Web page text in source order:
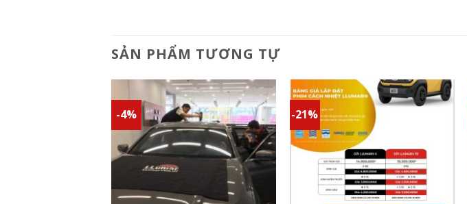
SẢN PHẨM TƯƠNG TỰ
-4%
Add to
wishlist
-21%